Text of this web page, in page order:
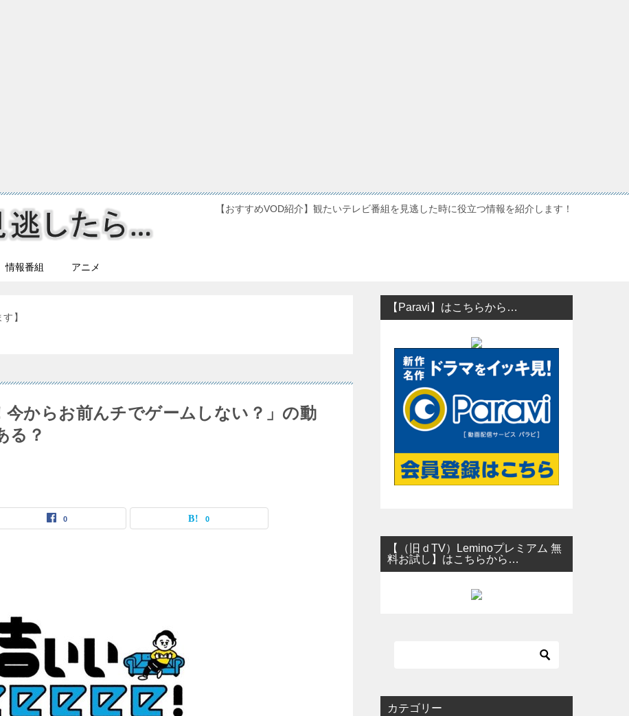
【おすすめVOD紹介】観たいテレビ番組を見逃した時に役立つ情報を紹介します！
情報番組 アニメ
】
今からお前んチでゲームしない？」の動
る？
0 0
【Paravi】はこちらから…
【（旧ｄTV）Leminoプレミアム 無
料お試し】はこちらから…
カテゴリー